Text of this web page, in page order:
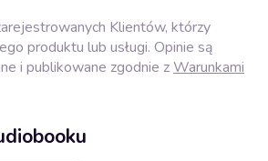
Klientów, którzy
produktu lub usługi. Opinie są
i publikowane zgodnie zWarunkami